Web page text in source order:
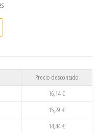
700 ml personalizado por
Precio descontado
16,14€
15,29 €
14,44€